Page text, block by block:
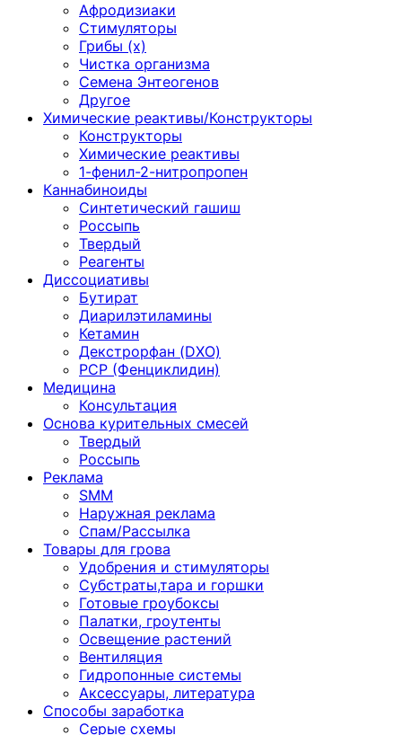
Афродизиаки
Стимуляторы
Грибы (х)
Чистка организма
Семена Энтеогенов
Другое
Химические реактивы/Конструкторы
Конструкторы
Химические реактивы
1-фенил-2-нитропропен
Каннабиноиды
Синтетический гашиш
Россыпь
Твердый
Реагенты
Диссоциативы
Бутират
Диарилэтиламины
Кетамин
Декстрорфан (DXO)
PCP (Фенциклидин)
Медицина
Консультация
Основа курительных смесей
Твердый
Россыпь
Реклама
SMM
Наружная реклама
Спам/Рассылка
Товары для грова
Удобрения и стимуляторы
Субстраты,тара и горшки
Готовые гроубоксы
Палатки, гроутенты
Освещение растений
Вентиляция
Гидропонные системы
Аксессуары, литература
Способы заработка
Серые схемы